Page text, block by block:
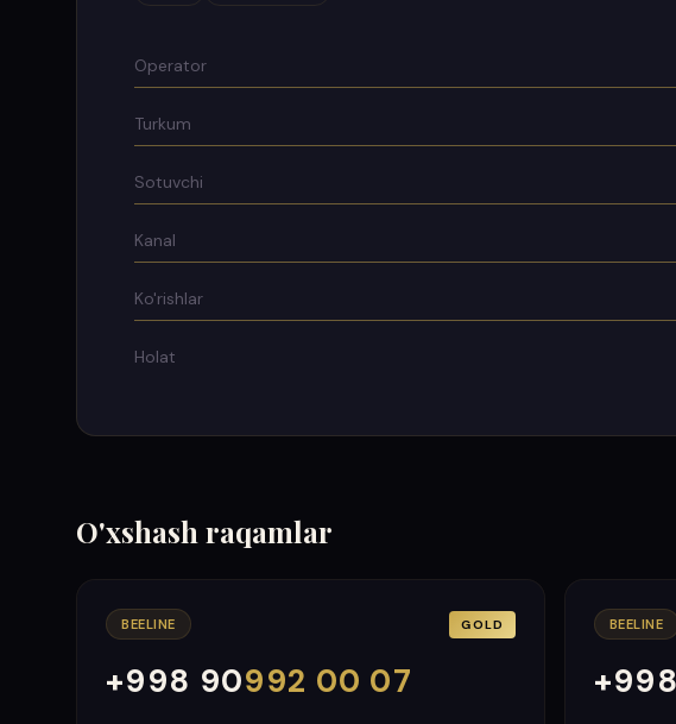
Operator
Turkum
Sotuvchi
Kanal
Ko'rishlar
Holat
O'xshash raqamlar
BEELINE GOLD
+998 90992 00 07
000
999
BEELINE
000
999